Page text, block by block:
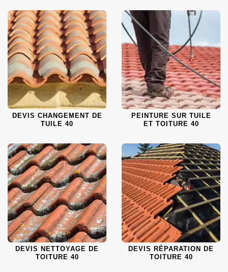
DEVIS CHANGEMENT DE
TUILE 40
PEINTURE SUR TUILE
ET TOITURE 40
DEVIS NETTOYAGE DE
TOITURE 40
DEVIS RÉPARATION DE
TOITURE 40